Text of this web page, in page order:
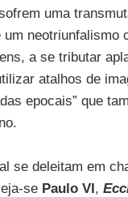
uma
neotriunfalismo
a se tributar
atalhos de
epocais” que
se deleitam em
se Paulo VI,